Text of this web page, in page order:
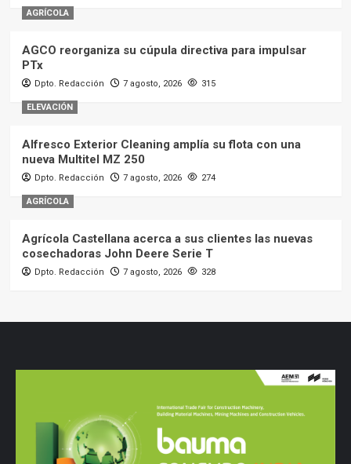
AGRÍCOLA
AGCO reorganiza su cúpula directiva para impulsar
PTx
Dpto. Redacción 7 agosto, 2026 315
ELEVACIÓN
Alfresco Exterior Cleaning amplía su flota con una
nueva Multitel MZ 250
Dpto. Redacción 7 agosto, 2026 274
AGRÍCOLA
Agrícola Castellana acerca a sus clientes las nuevas
cosechadoras John Deere Serie T
Dpto. Redacción 7 agosto, 2026 328